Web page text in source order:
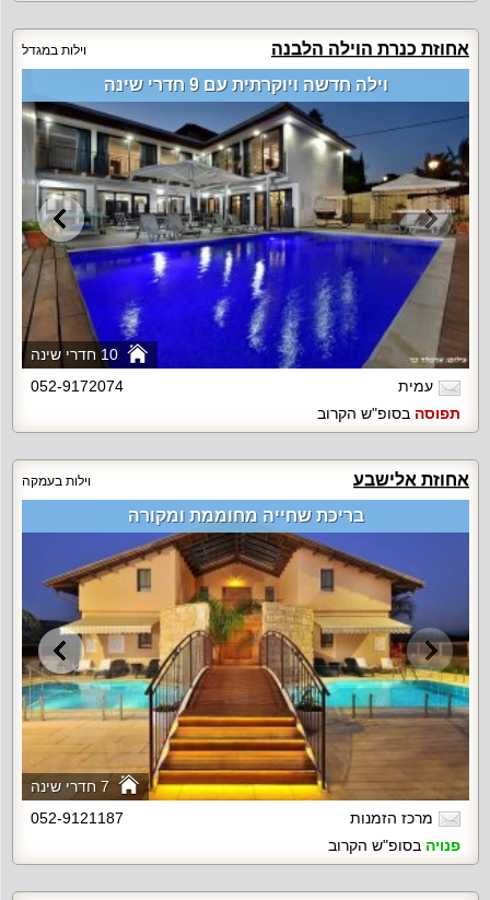
אחוזת כנרת הוילה הלבנה וילות במגדל
10 חדרי שינה
וילה חדשה ויוקרתית עם 9 חדרי שינה
עמית
052-9172074
תפוסה בסופ"ש הקרוב
אחוזת אלישבע וילות בעמקה
7 חדרי שינה
בריכת שחייה מחוממת ומקורה
מרכז הזמנות
052-9121187
פנויה בסופ"ש הקרוב